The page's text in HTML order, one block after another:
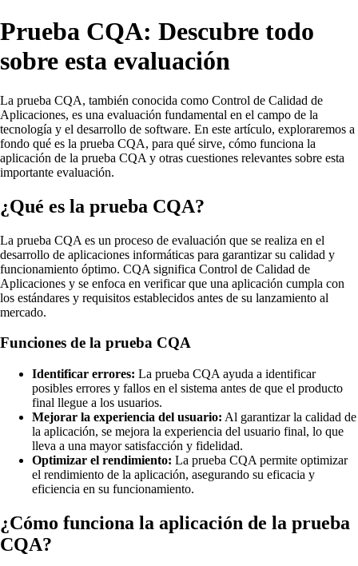
Prueba CQA: Descubre todo
sobre esta evaluación
La prueba CQA, también conocida como Control de Calidad de
Aplicaciones, es una evaluación fundamental en el campo de la
tecnología y el desarrollo de software. En este artículo, exploraremos a
fondo qué es la prueba CQA, para qué sirve, cómo funciona la
aplicación de la prueba CQA y otras cuestiones relevantes sobre esta
importante evaluación.
¿Qué es la prueba CQA?
La prueba CQA es un proceso de evaluación que se realiza en el
desarrollo de aplicaciones informáticas para garantizar su calidad y
funcionamiento óptimo. CQA significa Control de Calidad de
Aplicaciones y se enfoca en verificar que una aplicación cumpla con
los estándares y requisitos establecidos antes de su lanzamiento al
mercado.
Funciones de la prueba CQA
Identificar errores: La prueba CQA ayuda a identificar
posibles errores y fallos en el sistema antes de que el producto
final llegue a los usuarios.
Mejorar la experiencia del usuario: Al garantizar la calidad de
la aplicación, se mejora la experiencia del usuario final, lo que
lleva a una mayor satisfacción y fidelidad.
Optimizar el rendimiento: La prueba CQA permite optimizar
el rendimiento de la aplicación, asegurando su eficacia y
eficiencia en su funcionamiento.
¿Cómo funciona la aplicación de la prueba
CQA?